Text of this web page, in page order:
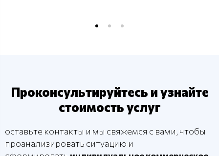
Проконсультируйтесь и узнайте
стоимость услуг
оставьте контакты и мы свяжемся с вами, чтобы
проанализировать ситуацию и